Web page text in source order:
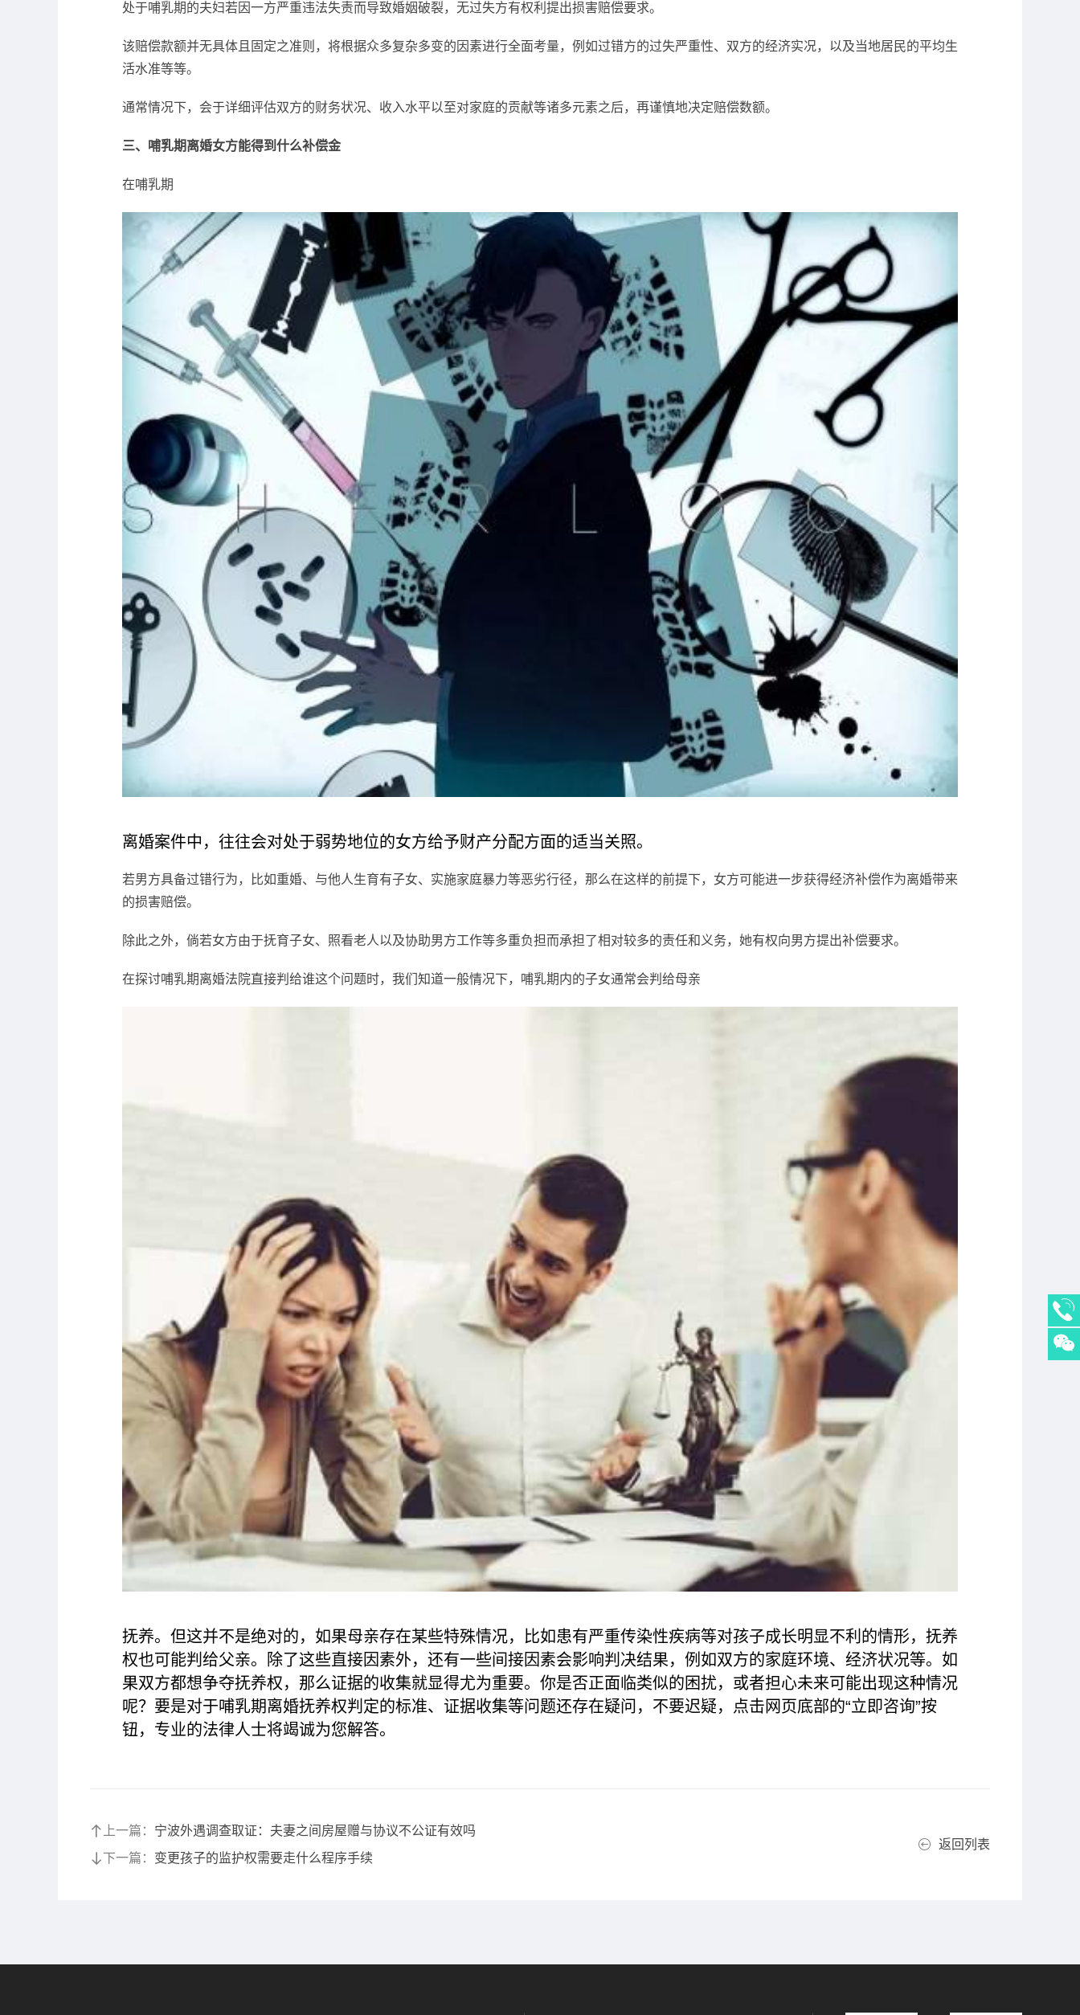
处于哺乳期的夫妇若因一方严重违法失责而导致婚姻破裂，无过失方有权利提出损害赔偿要求。
该赔偿款额并无具体且固定之准则，将根据众多复杂多变的因素进行全面考量，例如过错方的过失严重性、双方的经济实况，以及当地居民的平均生
活水准等等。
通常情况下，会于详细评估双方的财务状况、收入水平以至对家庭的贡献等诸多元素之后，再谨慎地决定赔偿数额。
三、哺乳期离婚女方能得到什么补偿金
在哺乳期
离婚案件中，往往会对处于弱势地位的女方给予财产分配方面的适当关照。
若男方具备过错行为，比如重婚、与他人生育有子女、实施家庭暴力等恶劣行径，那么在这样的前提下，女方可能进一步获得经济补偿作为离婚带来
的损害赔偿。
除此之外，倘若女方由于抚育子女、照看老人以及协助男方工作等多重负担而承担了相对较多的责任和义务，她有权向男方提出补偿要求。
在探讨哺乳期离婚法院直接判给谁这个问题时，我们知道一般情况下，哺乳期内的子女通常会判给母亲
抚养。但这并不是绝对的，如果母亲存在某些特殊情况，比如患有严重传染性疾病等对孩子成长明显不利的情形，抚养
权也可能判给父亲。除了这些直接因素外，还有一些间接因素会影响判决结果，例如双方的家庭环境、经济状况等。如
果双方都想争夺抚养权，那么证据的收集就显得尤为重要。你是否正面临类似的困扰，或者担心未来可能出现这种情况
呢？要是对于哺乳期离婚抚养权判定的标准、证据收集等问题还存在疑问，不要迟疑，点击网页底部的“立即咨询”按
钮，专业的法律人士将竭诚为您解答。
上一篇： 宁波外遇调查取证：夫妻之间房屋赠与协议不公证有效吗
下一篇： 变更孩子的监护权需要走什么程序手续
返回列表